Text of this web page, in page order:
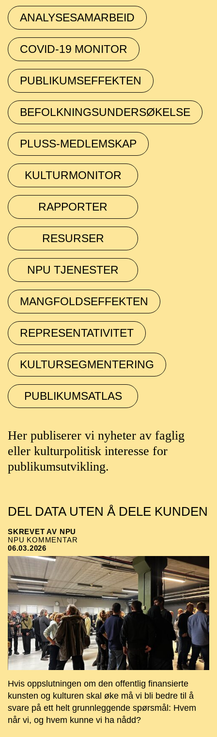
ANALYSESAMARBEID
COVID-19 MONITOR
PUBLIKUMSEFFEKTEN
BEFOLKNINGSUNDERSØKELSE
PLUSS-MEDLEMSKAP
KULTURMONITOR
RAPPORTER
RESURSER
NPU TJENESTER
MANGFOLDSEFFEKTEN
REPRESENTATIVITET
KULTURSEGMENTERING
PUBLIKUMSATLAS
Her publiserer vi nyheter av faglig
eller kulturpolitisk interesse for
publikumsutvikling.
DEL DATA UTEN Å DELE KUNDEN
SKREVET AV NPU
NPU KOMMENTAR
06.03.2026
Hvis oppslutningen om den offentlig finansierte
kunsten og kulturen skal øke må vi bli bedre til å
svare på ett helt grunnleggende spørsmål: Hvem
når vi, og hvem kunne vi ha nådd?